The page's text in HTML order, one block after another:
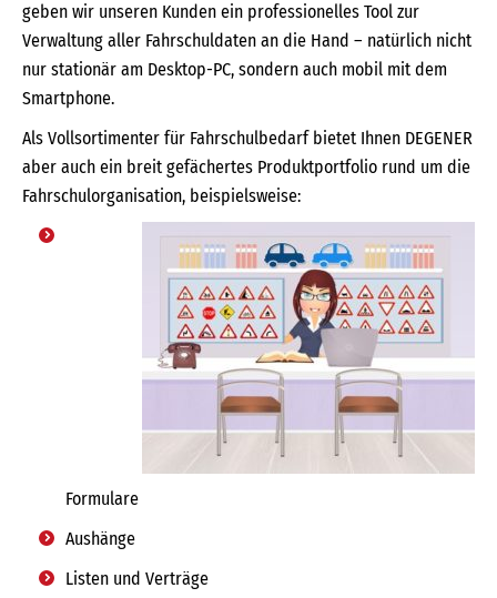
geben wir unseren Kunden ein professionelles Tool zur
Verwaltung aller Fahrschuldaten an die Hand – natürlich nicht
nur stationär am Desktop-PC, sondern auch mobil mit dem
Smartphone.
Als Vollsortimenter für Fahrschulbedarf bietet Ihnen DEGENER
aber auch ein breit gefächertes Produktportfolio rund um die
Fahrschulorganisation, beispielsweise:
Formulare
Aushänge
Listen und Verträge